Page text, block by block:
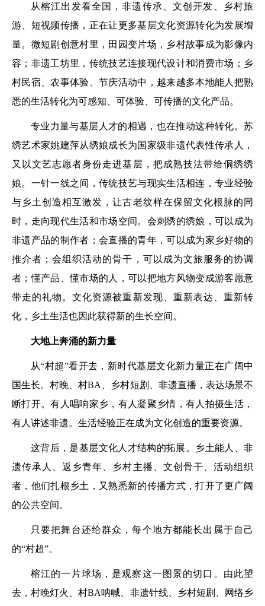
从榕江出发看全国，非遗传承、文创开发、乡村旅
游、短视频传播，正在让更多基层文化资源转化为发展增
量。微短剧创意村里，田园变片场，乡村故事成为影像内
容；非遗工坊里，传统技艺连接现代设计和消费市场；乡
村民宿、农事体验、节庆活动中，越来越多本地能人把熟
悉的生活转化为可感知、可体验、可传播的文化产品。
专业力量与基层人才的相遇，也在推动这种转化。苏
绣艺术家姚建萍从绣娘成长为国家级非遗代表性传承人，
又以文艺志愿者身份走进基层，把成熟技法带给侗绣绣
娘。一针一线之间，传统技艺与现实生活相连，专业经验
与乡土创造相互激发，让古老纹样在保留文化根脉的同
时，走向现代生活和市场空间。会刺绣的绣娘，可以成为
非遗产品的制作者；会直播的青年，可以成为家乡好物的
推介者；会组织活动的骨干，可以成为文旅服务的协调
者；懂产品、懂市场的人，可以把地方风物变成游客愿意
带走的礼物。文化资源被重新发现、重新表达、重新转
化，乡土生活也因此获得新的生长空间。
大地上奔涌的新力量
从“村超”看开去，新时代基层文化新力量正在广阔中
国生长。村晚、村BA、乡村短剧、非遗直播，表达场景不
断打开。有人唱响家乡，有人凝聚乡情，有人拍摄生活，
有人讲述非遗。生活经验正在成为文化创造的重要资源。
这背后，是基层文化人才结构的拓展。乡土能人、非
遗传承人、返乡青年、乡村主播、文创骨干、活动组织
者，他们扎根乡土，又熟悉新的传播方式，打开了更广阔
的公共空间。
只要把舞台还给群众，每个地方都能长出属于自己
的“村超”。
榕江的一片球场，是观察这一图景的切口。由此望
去，村晚灯火、村BA呐喊、非遗针线、乡村短剧、网络乡